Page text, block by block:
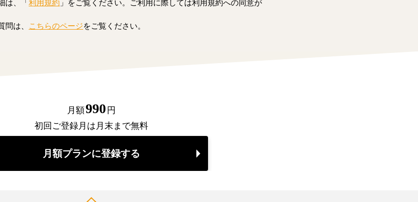
は、「 利用規約 」をご覧ください。ご利用に際しては利用規約への同意が
問は、
こちらのページをご覧ください。
月額990 円
初回ご登録月は月末まで無料
月額プランに登録する